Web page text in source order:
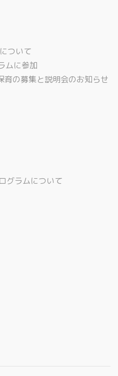
ついて
ムに参加
育の募集と説明会のお知らせ
グラムについて